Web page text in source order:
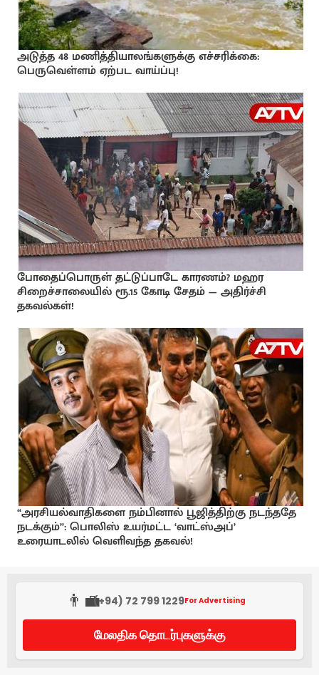
அடுத்த 48 மணித்தியாலங்களுக்கு எச்சரிக்கை:
பெருவெள்ளம் ஏற்பட வாய்ப்பு!
போதைப்பொருள் தட்டுப்பாடே காரணம்? மஹர
சிறைச்சாலையில் ரூ.15 கோடி சேதம் — அதிர்ச்சி
தகவல்கள்!
“அரசியல்வாதிகளை நம்பினால் பூஜித்திற்கு நடந்ததே
நடக்கும்”: பொலிஸ் உயர்மட்ட ‘வாட்ஸ்அப்’
உரையாடலில் வெளிவந்த தகவல்!
👨‍💼(+94) 72 799 1229For Advertising
மேலதிக தொடர்புகளுக்கு